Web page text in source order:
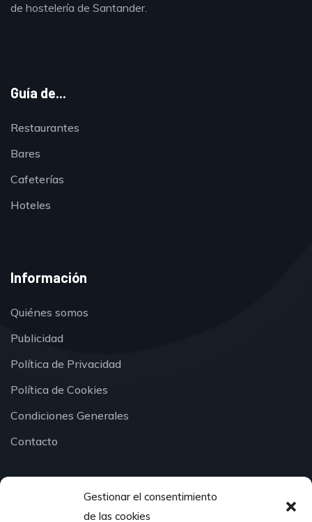
Gestionar el consentimiento
de las cookies
de hostelería de Santander.
Guía de...
Restaurantes
Bares
Cafeterías
Hoteles
Información
Quiénes somos
Publicidad
Política de Privacidad
Política de Cookies
Condiciones Generales
Contacto
¿Hablamos?